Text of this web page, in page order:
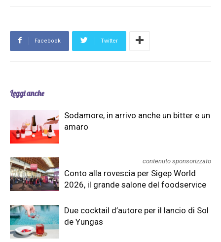
Facebook Twitter
Leggi anche
Sodamore, in arrivo anche un bitter e un
amaro
contenuto sponsorizzato
Conto alla rovescia per Sigep World
2026, il grande salone del foodservice
Due cocktail d’autore per il lancio di Sol
de Yungas